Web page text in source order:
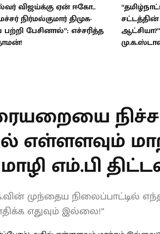
விஜய்க்கு ஏன் ஈகோ..
நிர்மல்குமார் திமுக-
பேசினால்”: எச்சரித்த
எள்ளளவும்
கனிமொழி
முந்தைய நிலைப்பாட்டில் எந்த